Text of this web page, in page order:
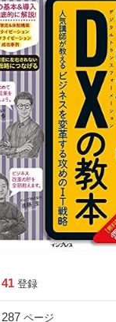
41 登録
287 ページ